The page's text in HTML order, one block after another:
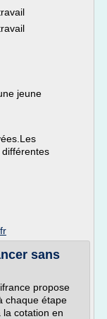
jeune
sans
propose
chaque étape
cotation en